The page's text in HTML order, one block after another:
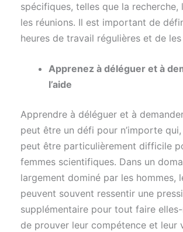
spécifiques, telles que la recherche,
les réunions. Il est important de
heures de travail régulières et de
Apprenez à déléguer et à
l’aide
Apprendre à déléguer et à
peut être un défi pour n’importe
peut être particulièrement difficile
femmes scientifiques. Dans un
largement dominé par les hommes,
peuvent souvent ressentir une
supplémentaire pour tout faire
de prouver leur compétence et leur